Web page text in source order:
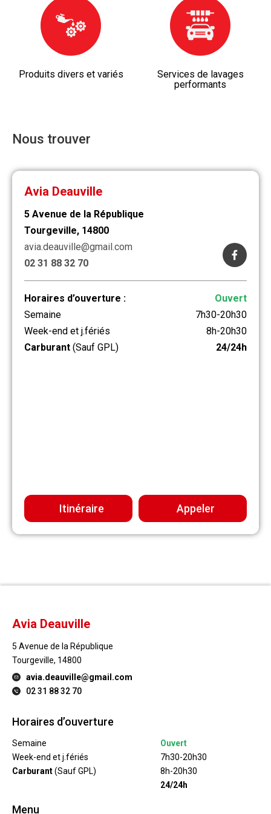
Produits divers et variés
Services de lavages
performants
Nous trouver
Avia Deauville
5 Avenue de la République
Tourgeville, 14800
avia.deauville@gmail.com
02 31 88 32 70
Horaires d’ouverture :
Semaine
Week-end et j.fériés
Carburant (Sauf GPL)
Ouvert
7h30-20h30
8h-20h30
24/24h
Itinéraire Appeler
Avia Deauville
5 Avenue de la République
Tourgeville, 14800
avia.deauville@gmail.com
02 31 88 32 70
Horaires d’ouverture
Semaine
Week-end et j.fériés
Carburant(Sauf GPL)
Ouvert
7h30-20h30
8h-20h30
24/24h
Menu